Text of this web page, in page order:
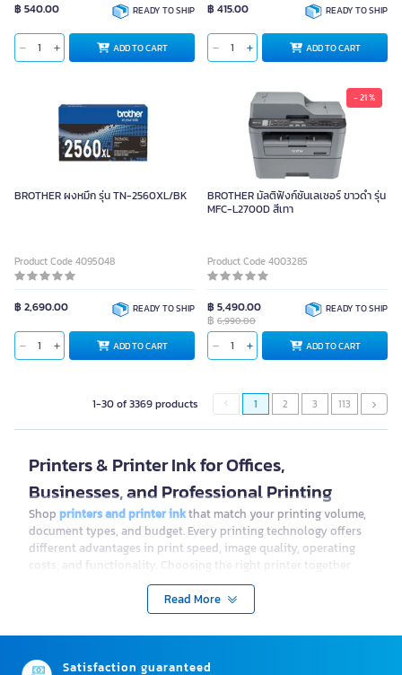
฿ 540.00 READY TO SHIP
ADD TO CART
฿ 415.00
READY TO SHIP
ADD TO CART
BROTHER ผงหมึก รุ่น TN-2560XL/BK
Product Code 4095048
฿ 2,690.00 READY TO SHIP
ADD TO CART
- 21 %
BROTHER มัลติฟังก์ชันเลเซอร์ ขาวดำ รุ่น
MFC-L2700D สีเทา
Product Code 4003285
฿ 5,490.00
฿ 6,990.00
READY TO SHIP
ADD TO CART
1-30 of 3369 products 1 2 3 113
Printers & Printer Ink for Offices,
Businesses, and Professional Printing
Shop printers and printer inkthat match your printing volume,
document types, and budget. Every printing technology offers
different advantages in print speed, image quality, operating
costs, and functionality. Choosing the right printer together
with compatible ink or toner helps deliver consistent print
quality, minimizes downtime, and reduces long-term printing
Types of Printers: Find the Right Printer for
Read More
Satisfaction guaranteed